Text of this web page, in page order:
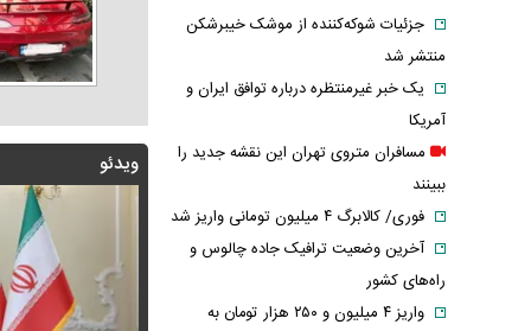
ویدئو
جزئیات شوکه‌کننده از موشک خیبرشکن
منتشر شد
یک خبر غیرمنتظره درباره توافق ایران و
آمریکا
مسافران متروی تهران این نقشه جدید را
ببینند
فوری/ کالابرگ ۴ میلیون تومانی واریز شد
آخرین وضعیت ترافیک جاده چالوس و
راه‌های کشور
واریز ۴ میلیون و ۲۵۰ هزار تومان به